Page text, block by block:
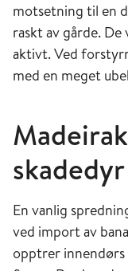
motsetning til en
raskt av gårde.
aktivt. Ved
med en meget
skadedyr
En vanlig
ved import av
opptrer